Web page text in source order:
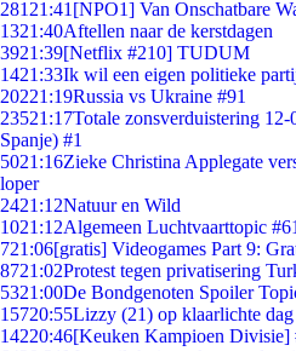
281 21:41 [NPO1] Van Onschatbare
1321:40Aftellen naar de kerstdagen
3921:39[Netflix #210] TUDUM
1421:33Ik wil een eigen politieke
20221:19Russia vs Ukraine #91
23521:17Totale zonsverduistering
Spanje) #1
5021:16Zieke Christina Applegate
loper
2421:12Natuur en Wild
1021:12Algemeen Luchtvaarttopic #61
721:06[gratis] Videogames Part 9:
8721:02Protest tegen privatisering
5321:00De Bondgenoten Spoiler
15720:55Lizzy (21) op klaarlichte
14220:46[Keuken Kampioen Divisie]